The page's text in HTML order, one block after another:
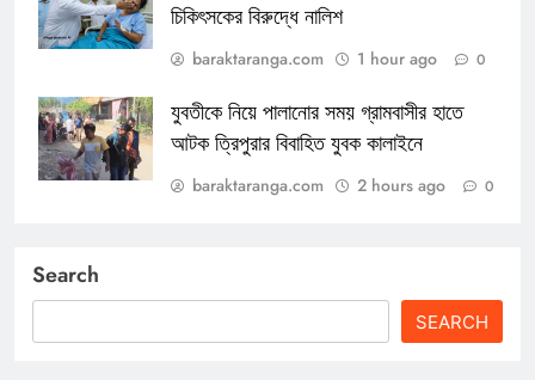
চিকিৎসকের বিরুদ্ধে নালিশ
baraktaranga.com 1 hour ago 0
যুবতীকে নিয়ে পালানোর সময় গ্রামবাসীর হাতে
আটক ত্রিপুরার বিবাহিত যুবক কালাইনে
baraktaranga.com 2 hours ago 0
Search
SEARCH